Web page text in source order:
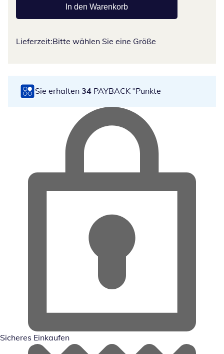
In den Warenkorb
Lieferzeit:Bitte wählen Sie eine Größe
Sie erhalten 34 PAYBACK °Punkte
Sicheres Einkaufen